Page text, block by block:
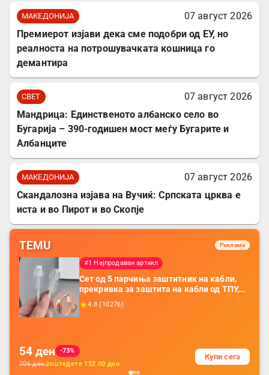
МАКЕДОНИЈА
07 август 2026
Премиерот изјави дека сме подобри од ЕУ, но
реалноста на потрошувачката кошница го
демантира
СВЕТ
07 август 2026
Мандрица: Единственото албанско село во
Бугарија – 390-годишен мост меѓу Бугарите и
Албанците
МАКЕДОНИЈА
07 август 2026
Скандалозна изјава на Вучиќ: Српската црква е
иста и во Пирот и во Скопје
TEMU Реклама
#1 Најпродаван артикл
Сет од 5 парчиња заштитник на кабли,
прекривка за заштита на кабли од ТПУ,
додатоци за заштита на кабли, без
батерија, за мобилни телефони, комплет
4.8 (10276)
54 ден
-73%
206денЗаштедете 152.00 ден
Купи сега